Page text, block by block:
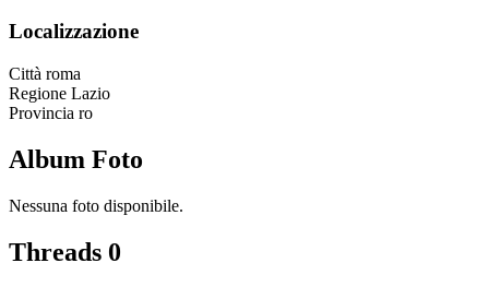
Localizzazione
Città roma
Regione Lazio
Provincia ro
Album Foto
Nessuna foto disponibile.
Threads 0